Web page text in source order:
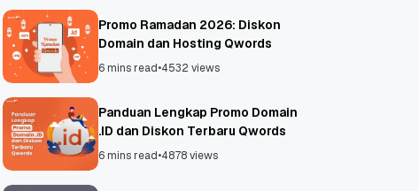
Promo Ramadan 2026: Diskon
Domain dan Hosting Qwords
6 mins read•4532 views
Panduan Lengkap Promo Domain
.ID dan Diskon Terbaru Qwords
6 mins read•4878 views